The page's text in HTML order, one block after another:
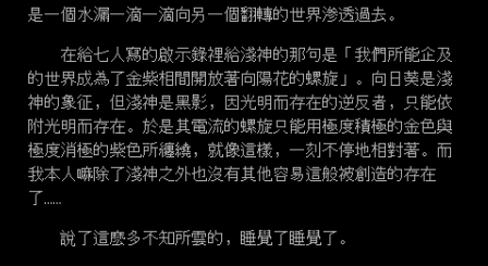
是一個水漏一滴一滴向另一個翻轉的世界滲透過去。
在給七人寫的啟示錄裡給淺神的那句是「我們所能企及
的世界成為了金紫相間開放著向陽花的螺旋」。向日葵是淺
神的象征，但淺神是黑影，因光明而存在的逆反者，只能依
附光明而存在。於是其電流的螺旋只能用極度積極的金色與
極度消極的紫色所纏繞，就像這樣，一刻不停地相對著。而
我本人嘛除了淺神之外也沒有其他容易這般被創造的存在
了……
說了這麽多不知所雲的，睡覺了睡覺了。